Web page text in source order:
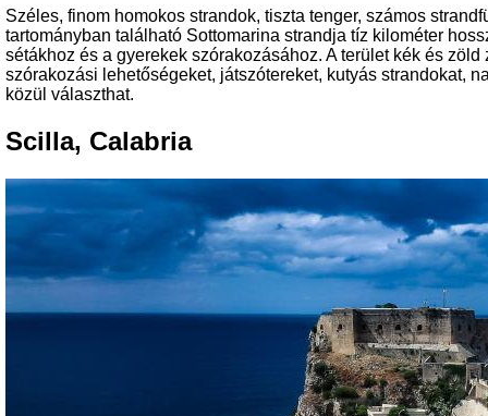
Széles, finom homokos strandok, tiszta tenger, számos
tartományban található Sottomarina strandja tíz kilométer
sétákhoz és a gyerekek szórakozásához. A terület kék és
szórakozási lehetőségeket, játszótereket, kutyás strandokat,
közül választhat.
Scilla, Calabria